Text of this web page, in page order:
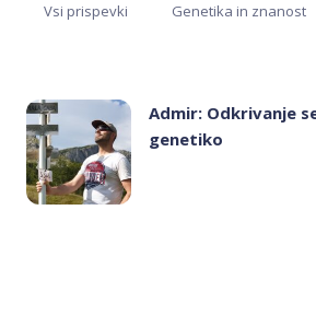
Vsi prispevki Genetika in znanost
Admir: Odkrivanje
genetiko